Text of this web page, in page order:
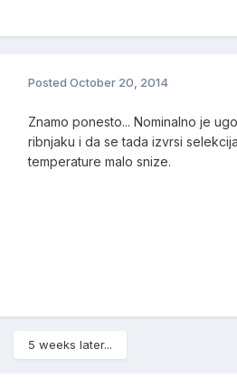
Posted October 20, 2014
Znamo ponesto... Nominalno je
ribnjaku i da se tada izvrsi
temperature malo snize.
5 weeks later...